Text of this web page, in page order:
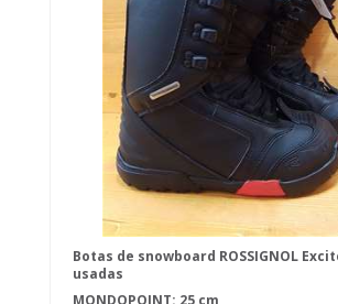
Botas de snowboard ROSSIGNOL
usadas
MONDOPOINT: 25 cm